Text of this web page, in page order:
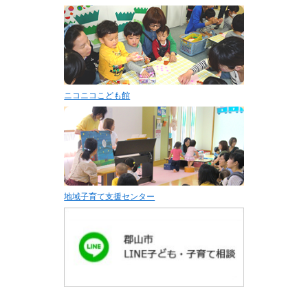
ニコニコこども館
地域子育て支援センター